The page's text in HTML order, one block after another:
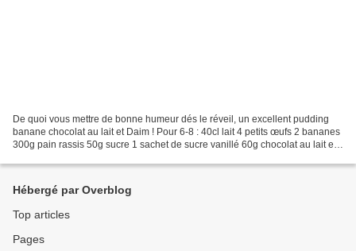
De quoi vous mettre de bonne humeur dés le réveil, un excellent pudding
banane chocolat au lait et Daim ! Pour 6-8 : 40cl lait 4 petits œufs 2 bananes
300g pain rassis 50g sucre 1 sachet de sucre vanillé 60g chocolat au lait et
Hébergé par Overblog
Top articles
Pages